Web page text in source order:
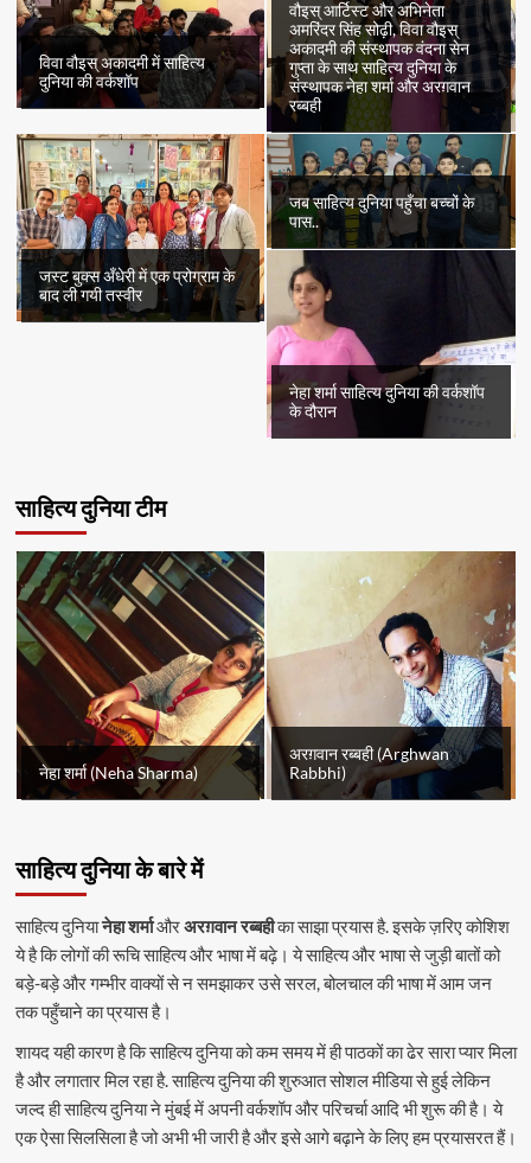
विवा वौइस् अकादमी में साहित्य
दुनिया की वर्कशॉप
वौइस् आर्टिस्ट और अभिनेता
अमरिंदर सिंह सोढ़ी, विवा वौइस्
अकादमी की संस्थापक वंदना सेन
गुप्ता के साथ साहित्य दुनिया के
संस्थापक नेहा शर्मा और अरग़वान
रब्बही
जस्ट बुक्स अँधेरी में एक प्रोग्राम के
बाद ली गयी तस्वीर
जब साहित्य दुनिया पहुँचा बच्चों के
पास..
नेहा शर्मा साहित्य दुनिया की वर्कशॉप
के दौरान
साहित्य दुनिया टीम
नेहा शर्मा (Neha Sharma)
अरग़वान रब्बही (Arghwan
Rabbhi)
साहित्य दुनिया के बारे में
साहित्य दुनियानेहा शर्माऔरअरग़वान रब्बहीका साझा प्रयास है. इसके ज़रिए कोशिश
ये है कि लोगों की रूचि साहित्य और भाषा में बढ़े। ये साहित्य और भाषा से जुड़ी बातों को
बड़े-बड़े और गम्भीर वाक्यों से न समझाकर उसे सरल, बोलचाल की भाषा में आम जन
तक पहुँचाने का प्रयास है।
शायद यही कारण है कि साहित्य दुनिया को कम समय में ही पाठकों का ढेर सारा प्यार मिला
है और लगातार मिल रहा है. साहित्य दुनिया की शुरुआत सोशल मीडिया से हुई लेकिन
जल्द ही साहित्य दुनिया ने मुंबई में अपनी वर्कशॉप और परिचर्चा आदि भी शुरू की है। ये
एक ऐसा सिलसिला है जो अभी भी जारी है और इसे आगे बढ़ाने के लिए हम प्रयासरत हैं।